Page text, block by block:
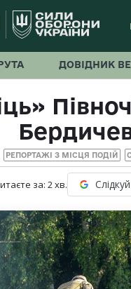
ДОВІДНИК
РЕПОРТАЖІ З МІСЦЯ ПОДІЙ
за: 2хв.